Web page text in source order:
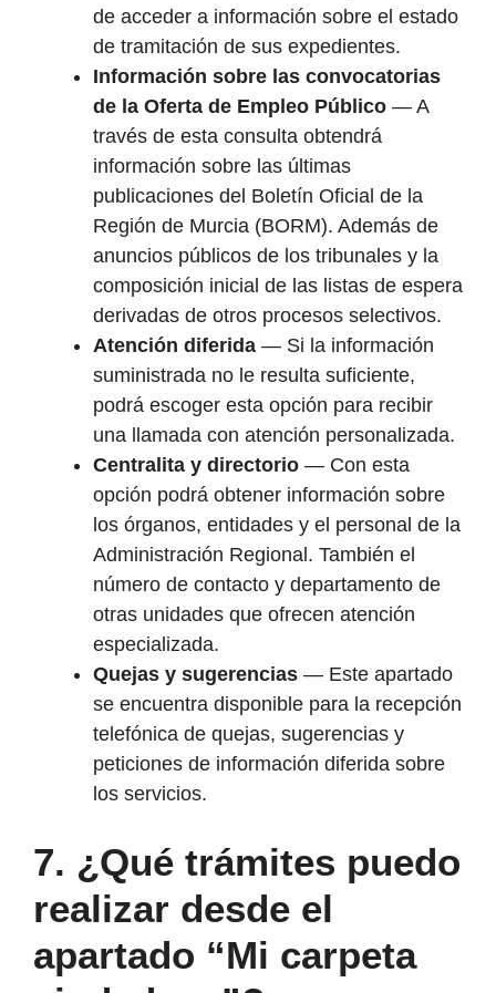
de acceder a información sobre el estado
de tramitación de sus expedientes.
Información sobre las convocatorias
de la Oferta de Empleo Público — A
través de esta consulta obtendrá
información sobre las últimas
publicaciones del Boletín Oficial de la
Región de Murcia (BORM). Además de
anuncios públicos de los tribunales y la
composición inicial de las listas de espera
derivadas de otros procesos selectivos.
Atención diferida — Si la información
suministrada no le resulta suficiente,
podrá escoger esta opción para recibir
una llamada con atención personalizada.
Centralita y directorio — Con esta
opción podrá obtener información sobre
los órganos, entidades y el personal de la
Administración Regional. También el
número de contacto y departamento de
otras unidades que ofrecen atención
especializada.
Quejas y sugerencias — Este apartado
se encuentra disponible para la recepción
telefónica de quejas, sugerencias y
peticiones de información diferida sobre
los servicios.
7. ¿Qué trámites puedo
realizar desde el
apartado “Mi carpeta